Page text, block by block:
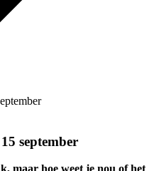
september